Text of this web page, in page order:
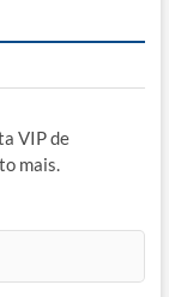
VIP de
mais.